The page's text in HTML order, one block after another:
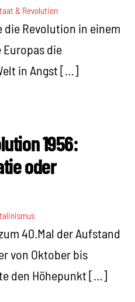
& Revolution
die Revolution in einem
Europas die
in Angst […]
1956:
oder
40.Mal der Aufstand
von Oktober bis
den Höhepunkt […]